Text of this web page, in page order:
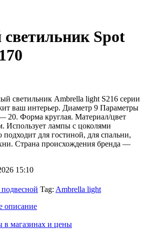
светильник Spot
светильник Ambrella light S216 серии
ваш интерьер. Диаметр 9 Параметры
20. Форма круглая. Материал/цвет
Использует лампы с цоколями
для гостиной, для спальни,
Страна происхождения бренда —
15:10
Tag: Ambrella light
описание
в магазинах и цены